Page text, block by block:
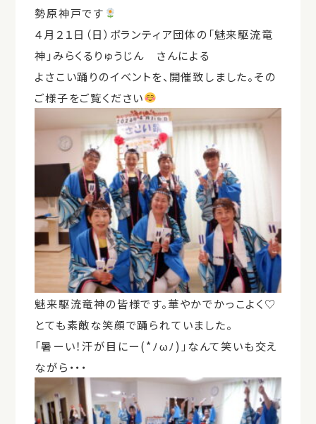
勢原神戸です
４月２１日（日）ボランティア団体の「魅来駆流竜
神」みらくるりゅうじん さんによる
よさこい踊りのイベントを、開催致しました。その
ご様子をご覧ください
魅来駆流竜神の皆様です。華やかでかっこよく♡
とても素敵な笑顔で踊られていました。
「暑ーい！汗が目にー(*ﾉωﾉ)」なんて笑いも交え
ながら・・・